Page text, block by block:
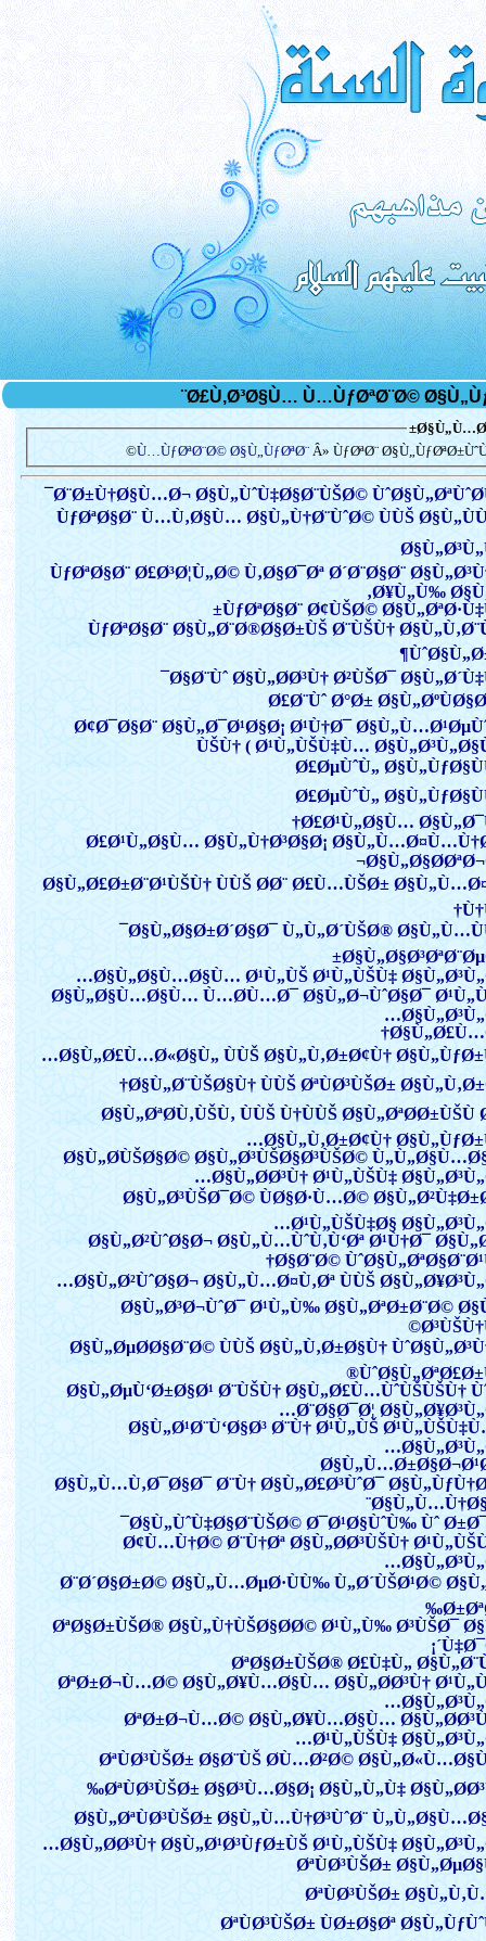
Ù…ÙƒØªØ¨Ø© Ø§Ù„ÙƒØªØ¨ Â» ÙƒØªØ¨
Ø¨Ø±Ù†Ø§Ù…Ø¬ Ø§Ù„ÙˆÙ‡Ø§Ø¨ÙŠØ©
ÙƒØªØ§Ø¨ Ù…Ù‚Ø§Ù… Ø§Ù„Ù†Ø¨ÙˆØ© ÙÙŠ
ÙƒØªØ§Ø¨ Ø£Ø³Ø¦Ù„Ø© Ù‚Ø§Ø¯Øª Ø´Ø¨Ø§Ø¨
Ø¥Ù„Ù‰
ÙƒØªØ§Ø¨ Ø¢ÙŠØ©
ÙƒØªØ§Ø¨ Ø§Ù„Ø¨Ø®Ø§Ø±ÙŠ Ø¨ÙŠÙ†
Ø§Ø¨Ùˆ Ø§Ù„Ø­Ø³Ù† Ø²ÙŠØ¯
Ø£Ø¨Ùˆ Ø°Ø±
Ø¢Ø¯Ø§Ø¨ Ø§Ù„Ø¯Ø¹Ø§Ø¡ Ø¹Ù†Ø¯
ÙŠÙ† ( Ø¹Ù„ÙŠÙ‡Ù…
Ø£ØµÙˆÙ„
Ø£ØµÙˆÙ„
Ø£Ø¹Ù„Ø§Ù…
Ø£Ø¹Ù„Ø§Ù… Ø§Ù„Ù†Ø³Ø§Ø¡
Ø§Ù„Ø£Ø±Ø¨Ø¹ÙŠÙ† ÙÙŠ Ø­Ø¨ Ø£Ù…ÙŠØ±
Ø§Ù„Ø§Ø±Ø´Ø§Ø¯ Ù„Ù„Ø´ÙŠØ®
Ø§Ù„Ø§Ù…Ø§Ù… Ø¹Ù„ÙŠ Ø¹Ù„ÙŠÙ‡
Ø§Ù„Ø§Ù…Ø§Ù… Ù…Ø­Ù…Ø¯ Ø§Ù„Ø¬ÙˆØ§Ø¯
Ø§Ù„Ø£Ù…Ø«Ø§Ù„ ÙÙŠ Ø§Ù„Ù‚Ø±Ø¢Ù†
Ø§Ù„Ø¨ÙŠØ§Ù† ÙÙŠ ØªÙØ³ÙŠØ±
Ø§Ù„ØªØ­Ù‚ÙŠÙ‚ ÙÙŠ Ù†ÙÙŠ Ø§Ù„ØªØ­Ø±ÙŠÙ
Ø§Ù„Ù‚Ø±Ø¢Ù†
Ø§Ù„Ø­ÙŠØ§Ø© Ø§Ù„Ø³ÙŠØ§Ø³ÙŠØ©
Ø§Ù„Ø­Ø³Ù† Ø¹Ù„ÙŠÙ‡
Ø§Ù„Ø³ÙŠØ¯Ø© ÙØ§Ø·Ù…Ø©
Ø¹Ù„ÙŠÙ‡Ø§
Ø§Ù„Ø²ÙˆØ§Ø¬ Ø§Ù„Ù…ÙˆÙ‚Ù‘Øª Ø¹Ù†Ø¯
Ø§Ø¨Ø©
Ø§Ù„Ø²ÙˆØ§Ø¬ Ø§Ù„Ù…Ø¤Ù‚Øª ÙÙŠ
Ø§Ù„Ø³Ø¬ÙˆØ¯ Ø¹Ù„Ù‰ Ø§Ù„ØªØ±Ø¨Ø©
Ø§Ù„ØµØ­Ø§Ø¨Ø© ÙÙŠ Ø§Ù„Ù‚Ø±Ø§Ù†
Ø§Ù„ØµÙ‘Ø±Ø§Ø¹ Ø¨ÙŠÙ† Ø§Ù„Ø£Ù…ÙˆÙŠÙŠÙ†
Ø¨Ø§Ø¯Ø¦
Ø§Ù„Ø¹Ø¨Ù‘Ø§Ø³ Ø¨Ù† Ø¹Ù„ÙŠ
Ø§Ù„Ù…Ù‚Ø¯Ø§Ø¯ Ø¨Ù† Ø§Ù„Ø£Ø³ÙˆØ¯
Ø§Ù„ÙˆÙ‡Ø§Ø¨ÙŠØ© Ø¯Ø¹Ø§ÙˆÙ‰ Ùˆ
Ø¢Ù…Ù†Ø© Ø¨Ù†Øª Ø§Ù„Ø­Ø³ÙŠÙ†
Ø¨Ø´Ø§Ø±Ø© Ø§Ù„Ù…ØµØ·ÙÙ‰ Ù„Ø´ÙŠØ¹Ø©
ØªØ§Ø±ÙŠØ® Ø§Ù„Ù†ÙŠØ§Ø­Ø© Ø¹Ù„Ù‰ Ø³ÙŠØ¯
ØªØ§Ø±ÙŠØ® Ø£Ù‡Ù„
ØªØ±Ø¬Ù…Ø© Ø§Ù„Ø¥Ù…Ø§Ù… Ø§Ù„Ø­Ø³Ù†
ØªØ±Ø¬Ù…Ø© Ø§Ù„Ø¥Ù…Ø§Ù…
Ø¹Ù„ÙŠÙ‡
ØªÙØ³ÙŠØ± Ø§Ø¨ÙŠ Ø­Ù…Ø²Ø©
ØªÙØ³ÙŠØ± Ø§Ø³Ù…Ø§Ø¡ Ø§Ù„Ù„Ù‡
Ø§Ù„ØªÙØ³ÙŠØ± Ø§Ù„Ù…Ù†Ø³ÙˆØ¨
Ø§Ù„Ø­Ø³Ù† Ø§Ù„Ø¹Ø³ÙƒØ±ÙŠ Ø¹Ù„ÙŠÙ‡
ØªÙØ³ÙŠØ±
ØªÙØ³ÙŠØ±
ØªÙØ³ÙŠØ± ÙØ±Ø§Øª